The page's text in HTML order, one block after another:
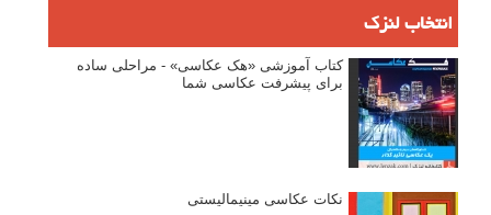
انتخاب لنزک
کتاب آموزشی «هک عکاسی» - مراحلی ساده
برای پیشرفت عکاسی شما
نکات عکاسی مینیمالیستی